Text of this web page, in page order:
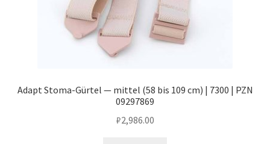
Adapt Stoma-Gürtel — mittel (58 bis 109 cm) | 7300 | PZN
09297869
₽2,986.00